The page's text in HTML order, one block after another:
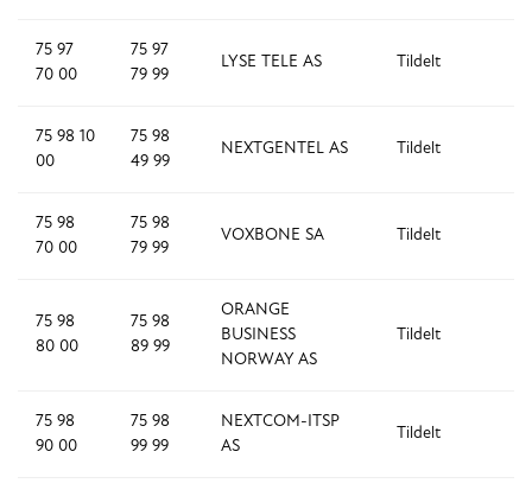
75 97
70 00
75 97
79 99
LYSE TELE AS Tildelt
75 98 10
00
75 98
49 99
NEXTGENTEL AS Tildelt
75 98
70 00
75 98
79 99
VOXBONE SA Tildelt
75 98
80 00
75 98
89 99
ORANGE
BUSINESS
NORWAY AS
Tildelt
75 98
90 00
75 98
99 99
NEXTCOM-ITSP
AS
Tildelt